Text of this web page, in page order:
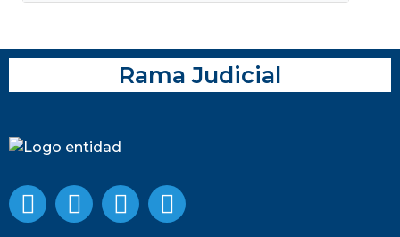
Rama Judicial